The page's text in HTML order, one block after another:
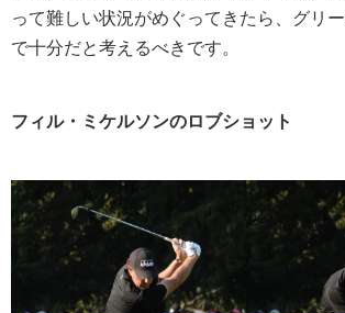
って難しい状況がめぐってきたら、グリ
で十分だと考えるべきです。
フィル・ミケルソンのロブショット